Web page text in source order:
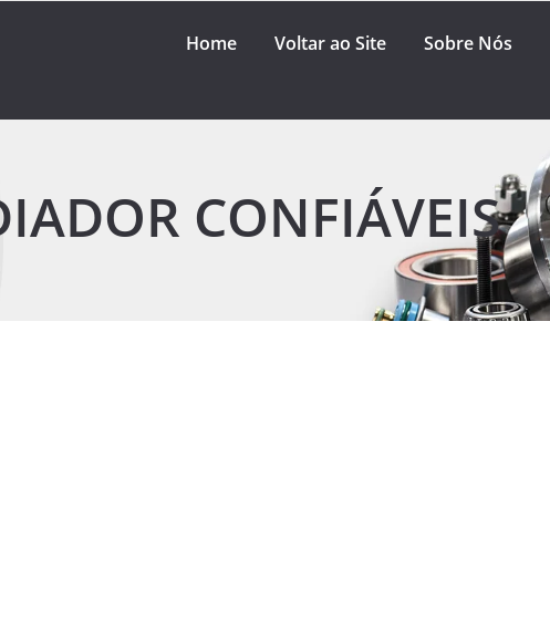
Home Voltar ao Site Sobre Nós
CONFIÁVEIS